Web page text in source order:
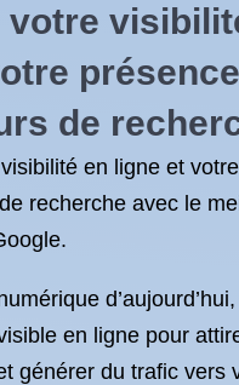
votre
de
en ligne et
recherche avec le
en ligne pour
générer du trafic vers